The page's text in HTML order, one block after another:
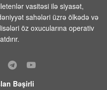
12
vurması
sayı 20-yə çatıb
11
doğum hüququ
vasitəsi ilə siyasət,
sahələri üzrə ölkədə və
öz oxucularına operativ
Bəşirli